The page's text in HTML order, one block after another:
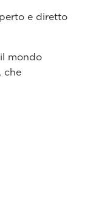
e diretto
mondo
che